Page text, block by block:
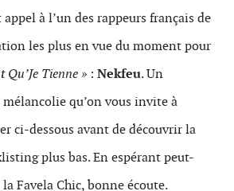
à l’un des rappeurs français de
les plus en vue du moment pour
Qu’Je Tienne » : Nekfeu. Un
qu’on vous invite à
ci-dessous avant de découvrir la
plus bas. En espérant peut-
Favela Chic, bonne écoute.